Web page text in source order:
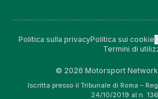
Politica sulla privacyPolitica sui cookie
Termini di
© 2026 Motorsport
Iscritta presso il Tribunale di Roma –
24/10/2019 al n.